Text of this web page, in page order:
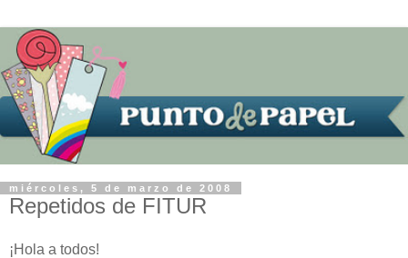
miércoles, 5 de marzo de 2008
Repetidos de FITUR
¡Hola a todos!